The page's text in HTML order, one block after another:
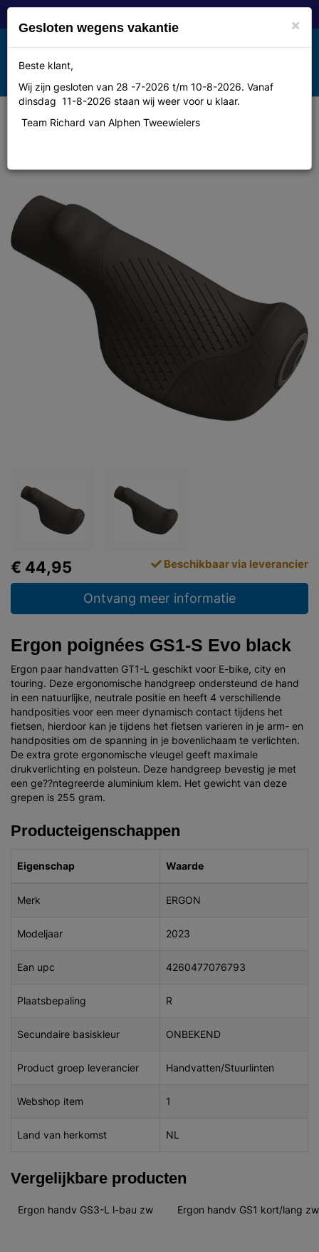
Toggle
navigation
MENU
Ergon poignées GS1-S Evo black
€ 44,95 Beschikbaar via leverancier
Ontvang meer informatie
Ergon poignées GS1-S Evo black
Ergon paar handvatten GT1-L geschikt voor E-bike, city en
touring. Deze ergonomische handgreep ondersteund de hand
in een natuurlijke, neutrale positie en heeft 4 verschillende
handposities voor een meer dynamisch contact tijdens het
fietsen, hierdoor kan je tijdens het fietsen varieren in je arm- en
handposities om de spanning in je bovenlichaam te verlichten.
De extra grote ergonomische vleugel geeft maximale
drukverlichting en polsteun. Deze handgreep bevestig je met
een ge??ntegreerde aluminium klem. Het gewicht van deze
grepen is 255 gram.
Producteigenschappen
Eigenschap Waarde
Merk ERGON
Modeljaar 2023
Ean upc 4260477076793
Plaatsbepaling R
Secundaire basiskleur ONBEKEND
Product groep leverancier Handvatten/Stuurlinten
Webshop item 1
Land van herkomst NL
Vergelijkbare producten
Ergon handv GS3-L l-bau zw Ergon handv GS1 kort/lang zw
×
Gesloten wegens vakantie
Beste klant,
Wij zijn gesloten van 28 -7-2026 t/m 10-8-2026. Vanaf
dinsdag 11-8-2026 staan wij weer voor u klaar.
Team Richard van Alphen Tweewielers